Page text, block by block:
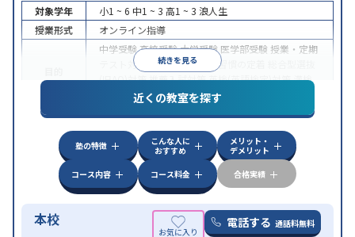
続きを見る
対象学年 小1 ~ 6 中1 ~ 3 高1 ~ 3 浪人生
授業形式
オンライン指導
中学受験高校受験大学受験 医学部受験 授業・定期
テスト対策
内申点対策 学習習慣の定着
(旧AO)対策推薦入試対策英検(英語検定)対策漢検
(漢字検定)対策
中高一貫校生に対応成績保証制度あり授業の振替
可能不登校生に対応学習にPC・タブレットを利用
オンライン対応1科目から受講可能
近くの教室を探す
塾の特徴
こんな人に
おすすめ
メリット・
デメリット
コース内容
コース料金 合格実績
本校 電話する 通話料無料